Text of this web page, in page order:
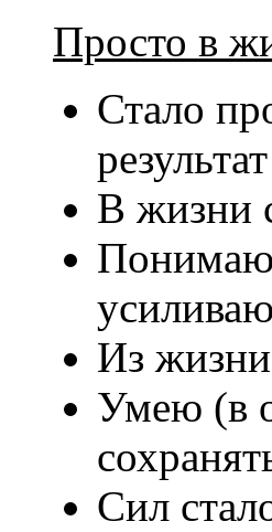
Просто в
Стало
В жизни
Понимаю
Из
Умею (в
Сил